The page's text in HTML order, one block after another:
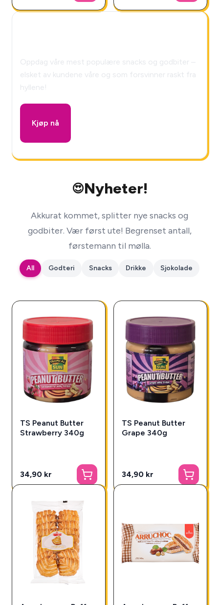
Oppdag våre mest populære snacks og godbiter –
elsket av kundene våre og som forsvinner raskt fra
hyllene!
Kjøp nå
😍Nyheter!
Akkurat kommet, splitter nye snacks og
godbiter. Vær først ute! Begrenset antall,
førstemann til mølla.
All Godteri Snacks Drikke Sjokolade
TS Peanut Butter
Strawberry 340g
34,90 kr
TS Peanut Butter
Grape 340g
34,90 kr